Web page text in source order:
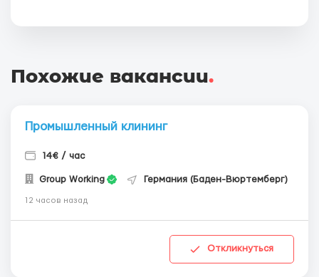
Похожие вакансии.
Промышленный клининг
14€ / час
Group Working Германия (Баден-Вюртемберг)
12 часов назад
Откликнуться